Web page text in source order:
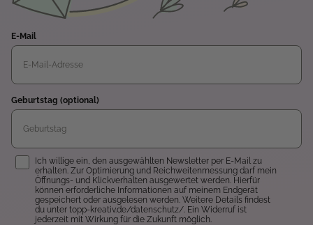
E-Mail
Geburtstag (optional)
Einwilligung
Ich willige ein, den ausgewählten Newsletter per E-Mail zu
erhalten. Zur Optimierung und Reichweitenmessung darf mein
Öffnungs- und Klickverhalten ausgewertet werden. Hierfür
können erforderliche Informationen auf meinem Endgerät
gespeichert oder ausgelesen werden. Weitere Details findest
du unter topp-kreativ.de/datenschutz/. Ein Widerruf ist
jederzeit mit Wirkung für die Zukunft möglich.